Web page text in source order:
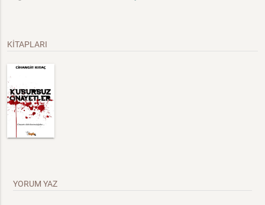
KİTAPLARI
YORUM YAZ